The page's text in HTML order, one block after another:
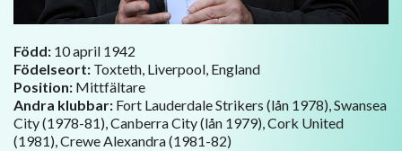
Född: 10 april 1942
Födelseort: Toxteth, Liverpool, England
Position: Mittfältare
Andra klubbar: Fort Lauderdale Strikers (lån 1978), Swansea
City (1978-81), Canberra City (lån 1979), Cork United
(1981), Crewe Alexandra (1981-82)